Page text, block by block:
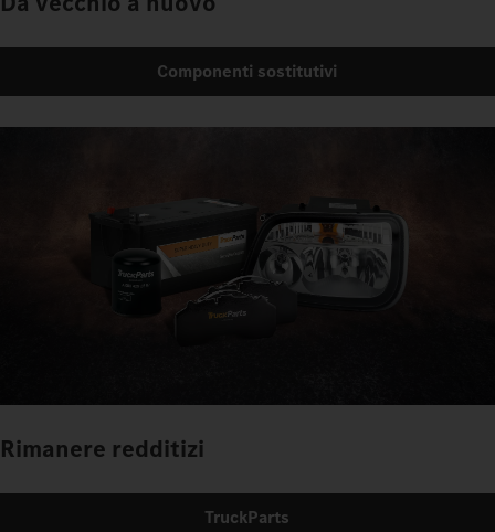
Componenti sostitutivi
Rimanere redditizi
TruckParts